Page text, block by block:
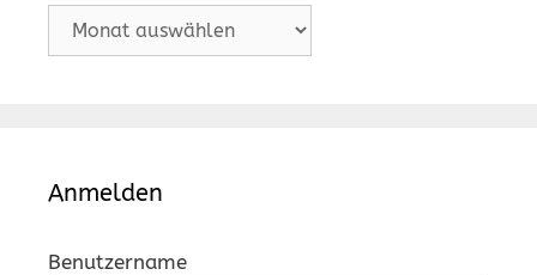
Archiv
Anmelden
Benutzername